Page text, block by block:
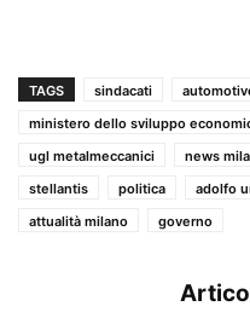
TAGS sindacati
ministero dello sviluppo
ugl metalmeccanici
news
stellantis
politica adolfo
attualità milano
governo